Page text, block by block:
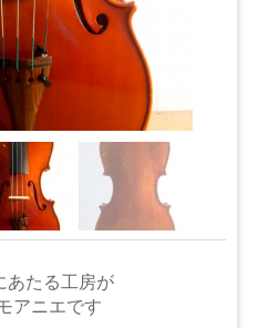
たる工房が
アニエです